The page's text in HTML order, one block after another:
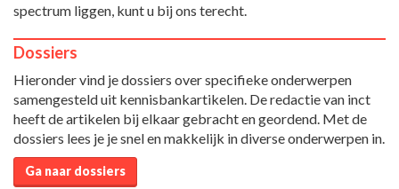
spectrum liggen, kunt u bij ons terecht.
Dossiers
Hieronder vind je dossiers over specifieke onderwerpen
samengesteld uit kennisbankartikelen. De redactie van inct
heeft de artikelen bij elkaar gebracht en geordend. Met de
dossiers lees je je snel en makkelijk in diverse onderwerpen in.
Ga naar dossiers